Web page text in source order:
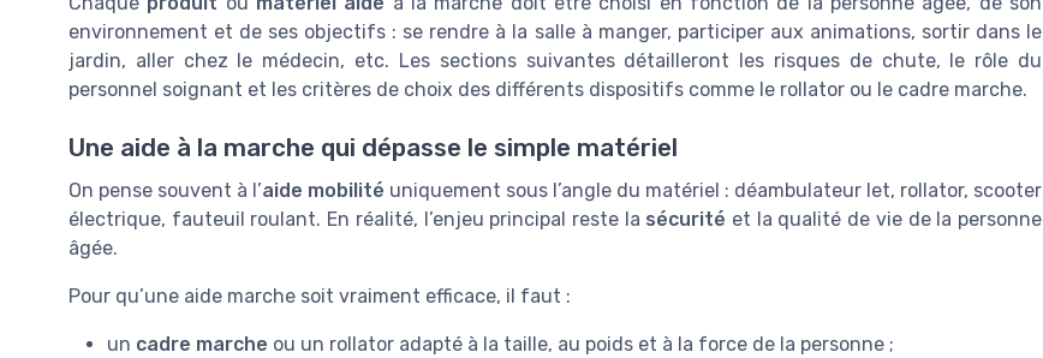
environnement et de ses objectifs : se rendre à la salle à manger, participer aux animations, sortir dans le
jardin, aller chez le médecin, etc. Les sections suivantes détailleront les risques de chute, le rôle du
personnel soignant et les critères de choix des différents dispositifs comme le rollator ou le cadre marche.
Une aide à la marche qui dépasse le simple matériel
On pense souvent à l’aide mobilité uniquement sous l’angle du matériel : déambulateur let, rollator, scooter
électrique, fauteuil roulant. En réalité, l’enjeu principal reste la sécurité et la qualité de vie de la personne
âgée.
Pour qu’une aide marche soit vraiment efficace, il faut :
un cadre marche ou un rollator adapté à la taille, au poids et à la force de la personne ;